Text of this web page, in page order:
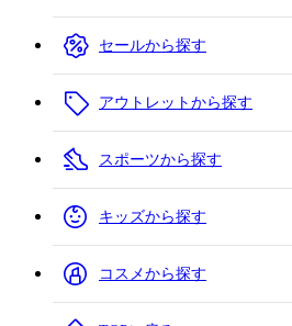
セールから探す
アウトレットから探す
スポーツから探す
キッズから探す
コスメから探す